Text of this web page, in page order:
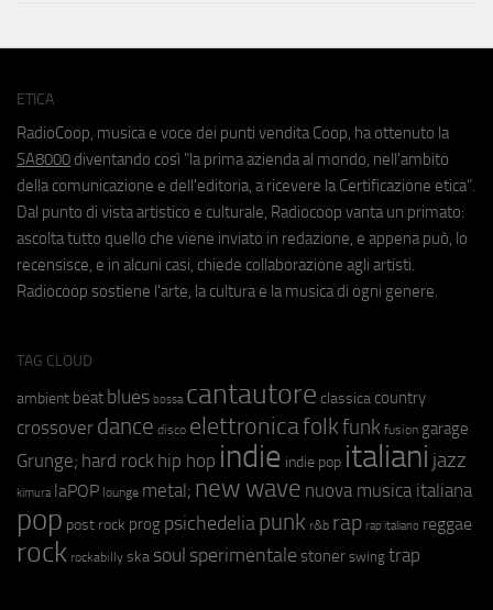
ETICA
RadioCoop, musica e voce dei punti vendita Coop, ha ottenuto la
SA8000 diventando così "la prima azienda al mondo, nell'ambito
della comunicazione e dell'editoria, a ricevere la Certificazione etica".
Dal punto di vista artistico e culturale, Radiocoop vanta un primato:
ascolta tutto quello che viene inviato in redazione, e appena può, lo
recensisce, e in alcuni casi, chiede collaborazione agli artisti.
Radiocoop sostiene l'arte, la cultura e la musica di ogni genere.
TAG CLOUD
ambient beat blues bossa cantautore classica country
crossover dance disco elettronicafolkfunk fusion garage
Grunge; hard rock hip hop indie indie pop italiani jazz
kimura laPOP lounge metal; new wave nuova musica italiana
pop post rock prog psichedeliapunk r&b rap rap italiano reggae
rock rockabilly ska soul sperimentale stoner swing trap